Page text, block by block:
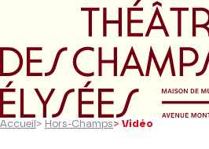
Aller au menu principal
Accueil > Hors-Champs> Vidéo